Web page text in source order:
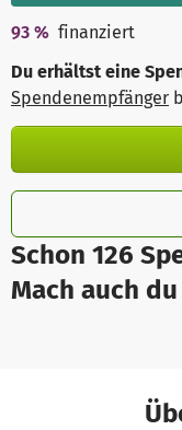
Schon 126
Mach auch
93 % finanziert
Du erhältst eine
Spendenempfänger